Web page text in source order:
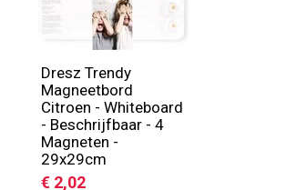
Dresz Trendy
Magneetbord
Citroen - Whiteboard
- Beschrijfbaar - 4
Magneten -
29x29cm
€ 2,02